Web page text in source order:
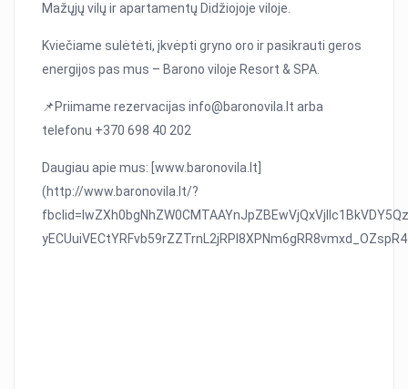
Mažųjų vilų ir apartamentų Didžiojoje viloje.
Kviečiame sulėtėti, įkvėpti gryno oro ir pasikrauti geros
energijos pas mus – Barono viloje Resort & SPA.
📌Priimame rezervacijas info@baronovila.lt arba
telefonu +370 698 40 202
Daugiau apie mus: [www.baronovila.lt]
(http://www.baronovila.lt/?